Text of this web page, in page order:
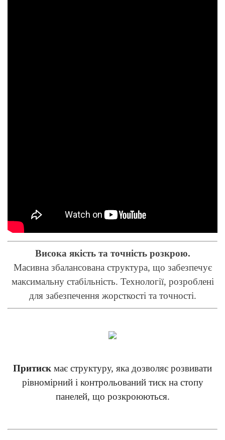
Висока якість та точність розкрою.
Масивна збалансована структура, що забезпечує
максимальну стабільність. Технології, розроблені
для забезпечення жорсткості та точності.
Притиск має структуру, яка дозволяє розвивати
рівномірний і контрольований тиск на стопу
панелей, що розкроюються.